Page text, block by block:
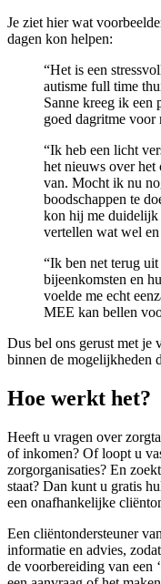
Je ziet hier wat
dagen kon helpen:
“Het is een
autisme full time
Sanne kreeg ik een
goed dagritme voor
“Ik heb een licht
het nieuws over het
van. Mocht ik nu
boodschappen te
kon hij me duidelijk
vertellen wat wel en
“Ik ben net terug
bijeenkomsten en
voelde me echt
MEE kan bellen
Dus bel ons gerust met je
binnen de mogelijkheden
Hoe werkt het?
Heeft u vragen over
of inkomen? Of loopt u
zorgorganisaties? En
staat? Dan kunt u gratis
een onafhankelijke
Een cliëntondersteuner
informatie en advies,
de voorbereiding van een